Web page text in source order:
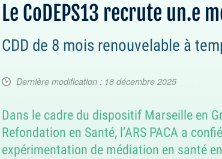
Le CoDEPS13 recrute
CDD de 8 mois renouvelable à
Dernière modification : 18 décembre 2025
Dans le cadre du dispositif Marseille en
Refondation en Santé, l’ARS PACA a
expérimentation de médiation en santé